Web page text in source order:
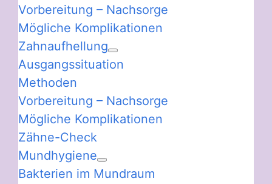
Vorbereitung – Nachsorge
Mögliche Komplikationen
Zahnaufhellung
Ausgangssituation
Methoden
Vorbereitung – Nachsorge
Mögliche Komplikationen
Zähne-Check
Mundhygiene
Bakterien im Mundraum